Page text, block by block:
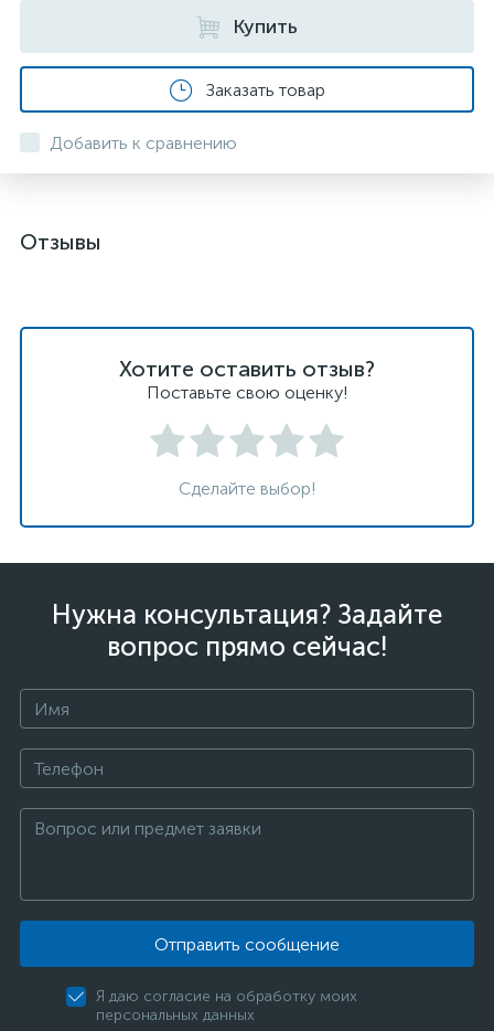
Купить
Заказать товар
Добавить к сравнению
Отзывы
Хотите оставить отзыв?
Поставьте свою оценку!
Сделайте выбор!
Нужна консультация? Задайте
вопрос прямо сейчас!
Отправить сообщение
Я даю согласие на обработку моих
персональных данных